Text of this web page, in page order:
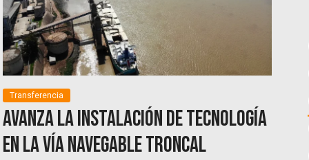
Transferencia
Avanza la instalación de tecnología
en la Vía Navegable Troncal